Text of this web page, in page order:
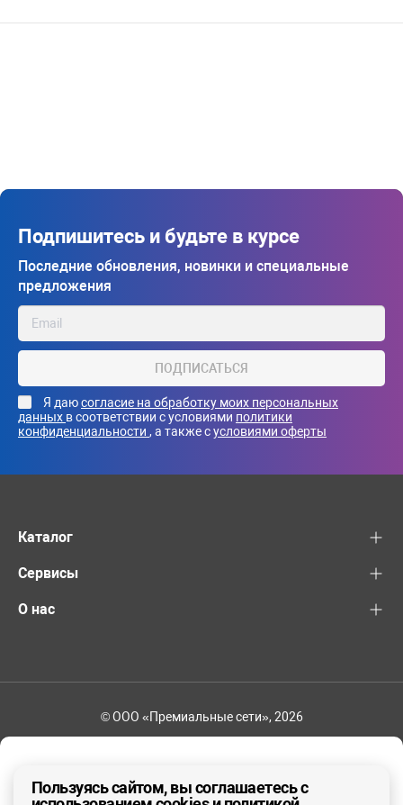
Подпишитесь и будьте в курсе
Последние обновления, новинки и специальные
предложения
ПОДПИСАТЬСЯ
Я даюсогласие на обработку моих персональных
данных в соответствии с условиями политики
конфиденциальности , а также сусловиями оферты
Каталог
Сервисы
О нас
© ООО «Премиальные сети», 2026
Пользуясь сайтом, вы соглашаетесь с